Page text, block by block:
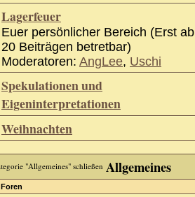
Lagerfeuer
Euer persönlicher Bereich (Erst ab
20 Beiträgen betretbar)
Moderatoren: AngLee, Uschi
Spekulationen und
Eigeninterpretationen
Weihnachten
Allgemeines
Foren